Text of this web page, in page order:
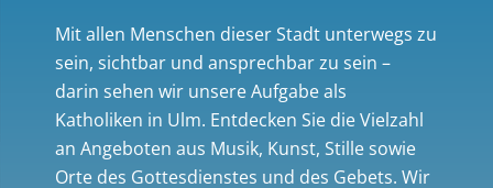
Mit allen Menschen dieser Stadt unterwegs zu
sein, sichtbar und ansprechbar zu sein –
darin sehen wir unsere Aufgabe als
Katholiken in Ulm. Entdecken Sie die Vielzahl
an Angeboten aus Musik, Kunst, Stille sowie
Orte des Gottesdienstes und des Gebets. Wir